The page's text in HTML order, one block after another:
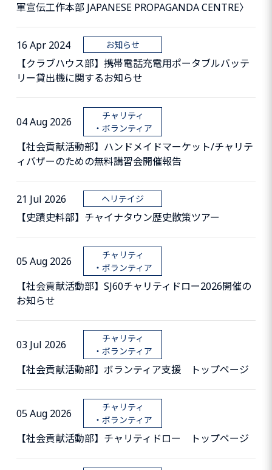
軍宣伝工作本部 JAPANESE PROPAGANDA CENTRE〉
16 Apr 2024 お知らせ
【クラブハウス部】携帯電話充電用ポータブルバッテ
リー貸出機に関するお知らせ
04 Aug 2026
チャリティ
・ボランティア
【社会貢献活動部】ハンドメイドマーケット/チャリテ
ィバザーのための無料講習会開催報告
21 Jul 2026 ヘリテイジ
【史蹟史料部】チャイナタウン歴史散策ツアー
05 Aug 2026
チャリティ
・ボランティア
【社会貢献活動部】SJ60チャリティドロー2026開催の
お知らせ
03 Jul 2026
チャリティ
・ボランティア
【社会貢献活動部】ボランティア支援 トップページ
05 Aug 2026
チャリティ
・ボランティア
【社会貢献活動部】チャリティドロー トップページ